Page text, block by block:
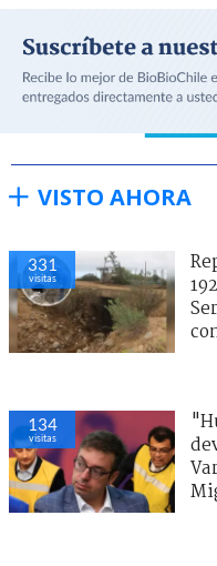
VISTO AHORA
331
visitas
134
visitas